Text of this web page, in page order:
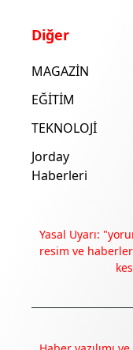
Diğer
MAGAZİN
EĞİTİM
TEKNOLOJİ
Jorday
Haberleri
Yasal Uyarı:
resim ve